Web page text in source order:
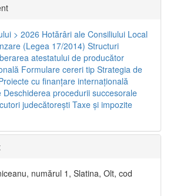
> 2026 Hotărâri ale Consiliului Local
(Legea 17/2014) Structuri
atestatului de producător
Formulare cereri tip Strategia de
cu finanţare internaţională
Deschiderea procedurii succesorale
judecătorești Taxe şi impozite
numărul 1, Slatina, Olt, cod